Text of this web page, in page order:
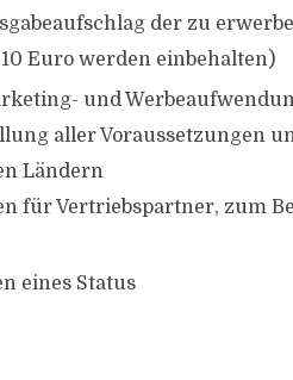
der zu
Euro werden einbehalten)
und
aller Voraussetzungen
Ländern
für Vertriebspartner, zum
eines Status